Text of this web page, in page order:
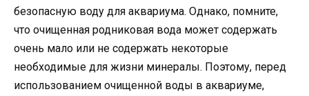
безопасную воду для аквариума. Однако, помните,
что очищенная родниковая вода может содержать
очень мало или не содержать некоторые
необходимые для жизни минералы. Поэтому, перед
использованием очищенной воды в аквариуме,